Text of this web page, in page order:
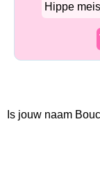
Hippe
Is jouw naam